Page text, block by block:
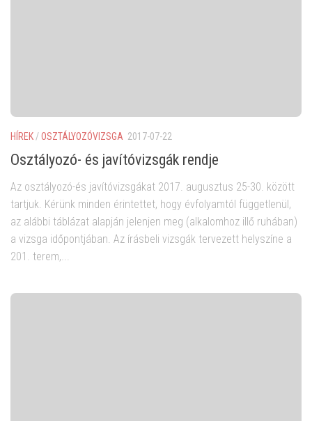
HÍREK/OSZTÁLYOZÓVIZSGA 2017-07-22
Osztályozó- és javítóvizsgák rendje
Az osztályozó-és javítóvizsgákat 2017. augusztus 25-30. között
tartjuk. Kérünk minden érintettet, hogy évfolyamtól függetlenül,
az alábbi táblázat alapján jelenjen meg (alkalomhoz illő ruhában)
a vizsga időpontjában. Az írásbeli vizsgák tervezett helyszíne a
201. terem,...